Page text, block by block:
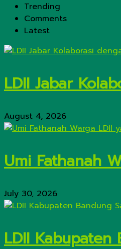
Trending
Comments
Latest
LDII Jabar
August 4, 2026
Umi Fathanah
July 30, 2026
LDII